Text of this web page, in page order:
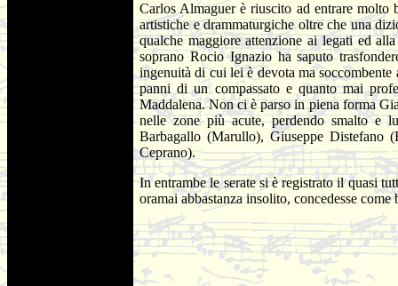
Carlos Almaguer è riuscito ad entrare
artistiche e drammaturgiche oltre che una
qualche maggiore attenzione ai legati ed
soprano Rocio Ignazio ha saputo
ingenuità di cui lei è devota ma
panni di un compassato e quanto mai
Maddalena. Non ci è parso in piena forma
nelle zone più acute, perdendo smalto e
Barbagallo (Marullo), Giuseppe Distefano
Ceprano).
In entrambe le serate si è registrato il quasi
oramai abbastanza insolito, concedesse